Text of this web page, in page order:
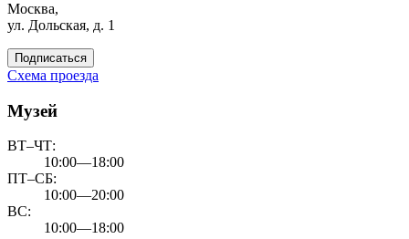
Москва,
ул. Дольская, д. 1
Подписаться
Схема проезда
Музей
ВТ–ЧТ:
10:00—18:00
ПТ–СБ:
10:00—20:00
ВС:
10:00—18:00